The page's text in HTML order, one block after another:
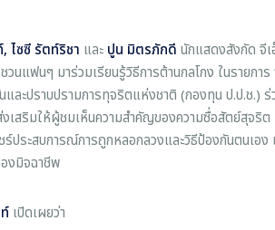
, ไซซี รัตท์ริชา และ ปูน มิตรภักดี นักแสดงสังกัด จีเ
ชวนแฟนๆ มาร่วมเรียนรู้วิธีการต้านกลโกง ในรายก
และปราบปรามการทุจริตแห่งชาติ (กองทุน ป.ป.ช.)
เสริมให้ผู้ชมเห็นความสำคัญของความซื่อสัตย์สุจริ
ระสบการณ์การถูกหลอกลวงและวิธีป้องกันตนเอง
งมิจฉาชีพ
เปิดเผยว่า